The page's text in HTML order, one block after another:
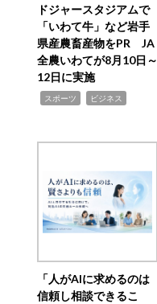
ドジャースタジアムで
「いわて牛」など岩手
県産農畜産物をPR JA
全農いわてが8月10日～
12日に実施
スポーツ ビジネス
「人がAIに求めるのは
信頼し相談できるこ